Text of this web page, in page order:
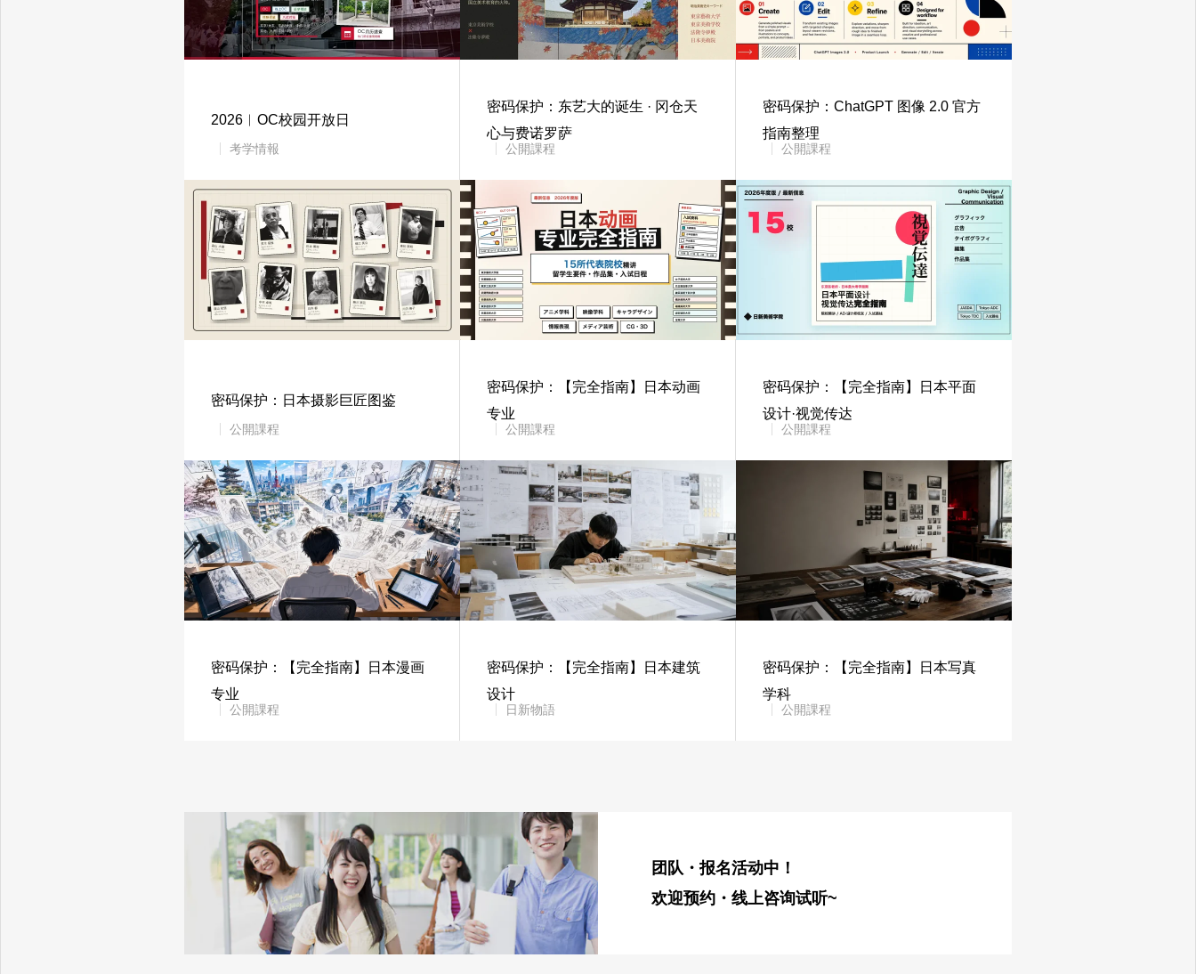
2026︱OC校园开放日
考学情報
密码保护：东艺大的诞生 · 冈仓天
心与费诺罗萨
公開課程
密码保护：ChatGPT 图像 2.0 官方
指南整理
公開課程
密码保护：日本摄影巨匠图鉴
公開課程
密码保护：【完全指南】日本动画
专业
公開課程
密码保护：【完全指南】日本平面
设计·视觉传达
公開課程
密码保护：【完全指南】日本漫画
专业
公開課程
密码保护：【完全指南】日本建筑
设计
日新物語
密码保护：【完全指南】日本写真
学科
公開課程
团队・报名活动中！
欢迎预约・线上咨询试听~